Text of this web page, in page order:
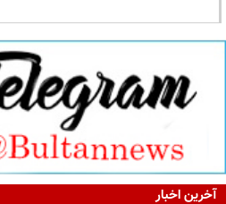
آخرین اخبار